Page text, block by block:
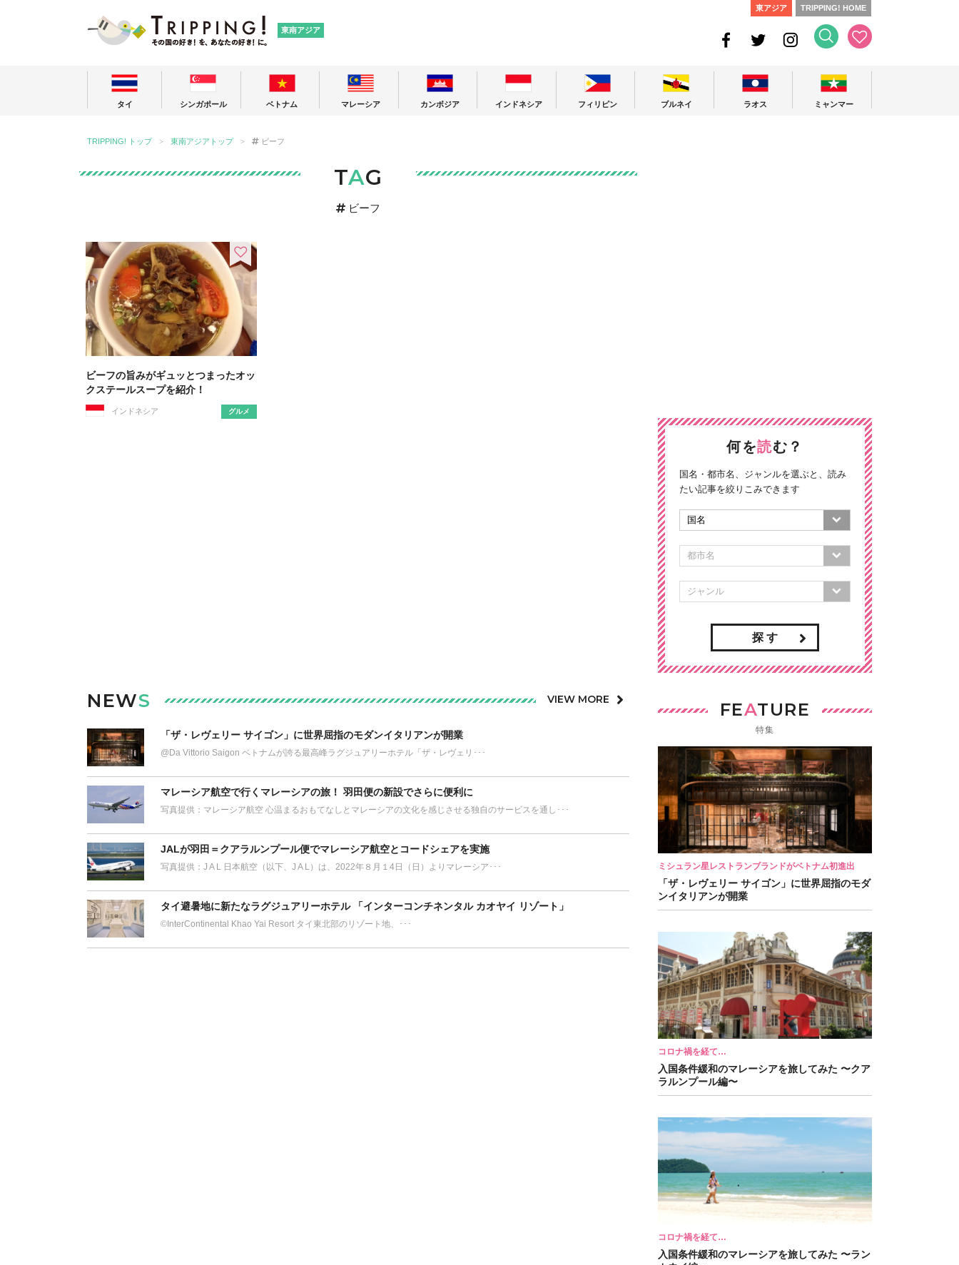
東南アジア
東アジア TRIPPING! HOME
タイ シンガポール ベトナム マレーシア カンボジア インドネシア フィリピン ブルネイ ラオス ミャンマー
TRIPPING! トップ 東南アジアトップ ビーフ
TAG
ビーフ
ビーフの旨みがギュッとつまったオッ
クステールスープを紹介！
インドネシア グルメ
NEWS VIEW MORE
「ザ・レヴェリー サイゴン」に世界屈指のモダンイタリアンが開業
@Da Vittorio Saigon ベトナムが誇る最高峰ラグジュアリーホテル「ザ・レヴェリ･･･
マレーシア航空で行くマレーシアの旅！ 羽田便の新設でさらに便利に
写真提供：マレーシア航空 心温まるおもてなしとマレーシアの文化を感じさせる独自のサービスを通し･･･
JALが羽田＝クアラルンプール便でマレーシア航空とコードシェアを実施
写真提供：J A L 日本航空（以下、J A L）は、2022年８月１4日（日）よりマレーシア･･･
タイ避暑地に新たなラグジュアリーホテル 「インターコンチネンタル カオヤイ リゾート」
©︎InterContinental Khao Yai Resort タイ東北部のリゾート地、･･･
何を読む？
国名・都市名、ジャンルを選ぶと、読み
たい記事を絞りこみできます
探 す
FEATURE
特集
ミシュラン星レストランブランドがベトナム初進出
「ザ・レヴェリー サイゴン」に世界屈指のモダ
ンイタリアンが開業
コロナ禍を経て…
入国条件緩和のマレーシアを旅してみた 〜クア
ラルンプール編〜
コロナ禍を経て…
入国条件緩和のマレーシアを旅してみた 〜ラン